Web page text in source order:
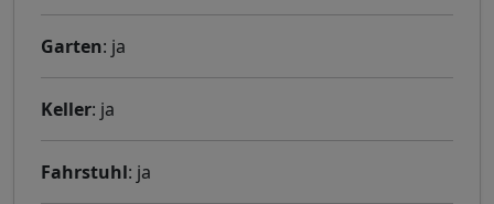
Garten: ja
Keller: ja
Fahrstuhl: ja